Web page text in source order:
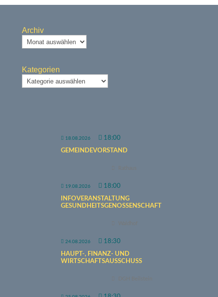
Archiv
Kategorien
18.08.2026
18:00
GEMEINDEVORSTAND
19.08.2026
18:00
INFOVERANSTALTUNG
GESUNDHEITSGENOSSENSCHAFT
Waldhof
24.08.2026
18:30
HAUPT-, FINANZ- UND
WIRTSCHAFTSAUSSCHUSS
DGH Beilstein